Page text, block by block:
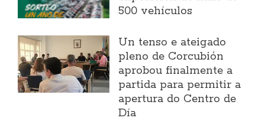
500 vehículos
Un tenso e ateigado
pleno de Corcubión
aprobou finalmente a
partida para permitir a
apertura do Centro de
Día